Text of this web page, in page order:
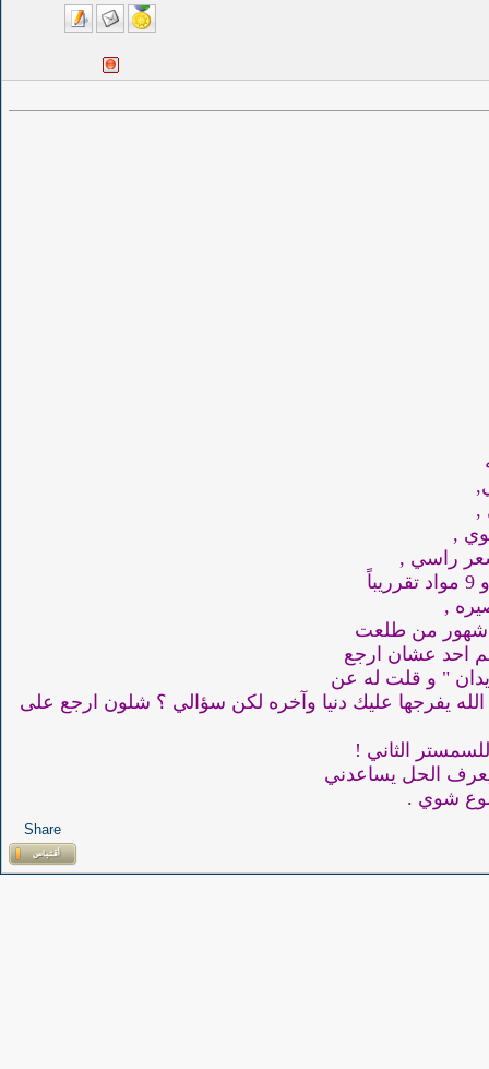
,
,
راسي ,
,
احد عشان ارجع
" و قلت له عن
يفرجها عليك دنيا وآخره لكن سؤالي ؟ شلون ارجع على
الثاني !
الحل يساعدني
شوي .
Share